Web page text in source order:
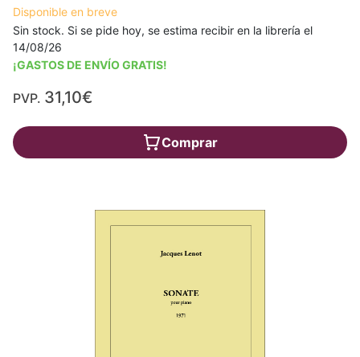
Disponible en breve
Sin stock. Si se pide hoy, se estima recibir en la librería el
14/08/26
¡GASTOS DE ENVÍO GRATIS!
PVP. 31,10€
Comprar